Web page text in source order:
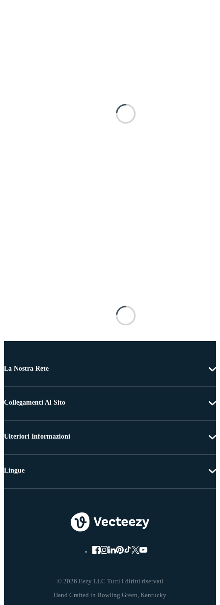
La Nostra Rete
Collegamenti Al Sito
Ulteriori Informazioni
© 2026 Eezy LLC Tutti i diritti riservati
Lingue